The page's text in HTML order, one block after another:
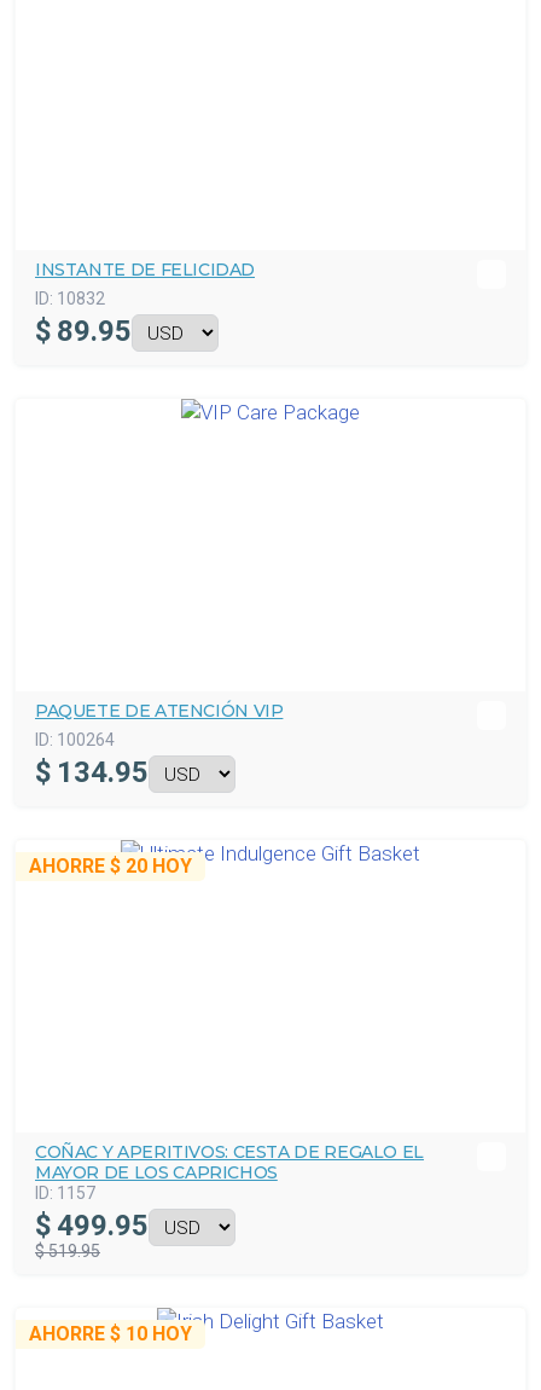
INSTANTE DE FELICIDAD
ID: 10832
$ 89.95
PAQUETE DE ATENCIÓN VIP
ID: 100264
$ 134.95
AHORRE $ 20 HOY
COÑAC Y APERITIVOS: CESTA DE REGALO EL
MAYOR DE LOS CAPRICHOS
ID: 1157
$ 499.95
$ 519.95
AHORRE $ 10 HOY